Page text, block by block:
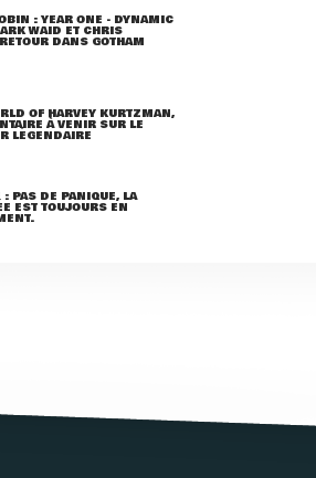
: YEAR ONE - DYNAMIC
WAID ET CHRIS
DANS GOTHAM
OF HARVEY KURTZMAN,
À VENIR SUR LE
LÉGENDAIRE
: PAS DE PANIQUE, LA
EST TOUJOURS EN